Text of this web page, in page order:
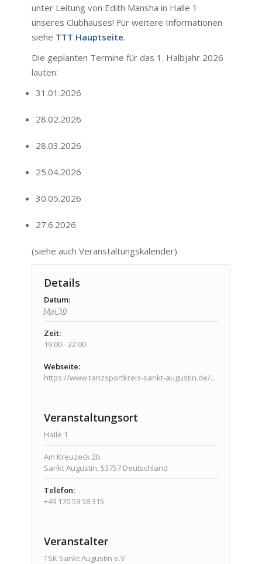
unter Leitung von Edith Mansha in Halle 1
unseres Clubhauses! Für weitere Informationen
siehe TTT Hauptseite.
Die geplanten Termine für das 1. Halbjahr 2026
lauten:
31.01.2026
28.02.2026
28.03.2026
25.04.2026
30.05.2026
27.6.2026
(siehe auch Veranstaltungskalender)
Details
Datum:
Mai 30
Zeit:
19:00 - 22:00
Webseite:
https://www.tanzsportkreis-sankt-augustin.de/veranstaltungen/veranstaltungen/
Veranstaltungsort
Halle 1
Am Kreuzeck 2b
Sankt Augustin,53757 Deutschland
Telefon:
+49 170 59 58 315
Veranstalter
TSK Sankt Augustin e.V.